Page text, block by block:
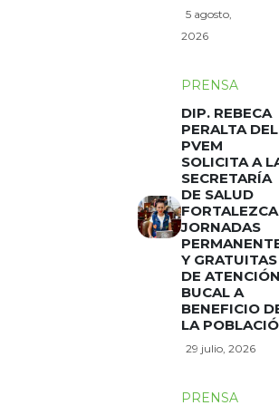
5 agosto,
2026
PRENSA
DIP. REBECA
PERALTA DEL
PVEM
SOLICITA A
SECRETARÍA
DE SALUD
FORTALEZCA
JORNADAS
Y GRATUITAS
DE
BUCAL A
BENEFICIO
LA
29 julio, 2026
PRENSA